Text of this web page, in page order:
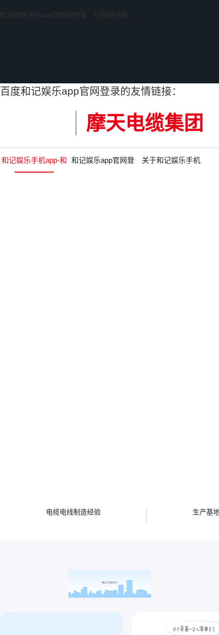
和记娱乐手机app的版权所有：什锦锅子网
百度和记娱乐app官网登录的友情链接：
摩天电缆集团
和记娱乐手机app-和 和记娱乐app官网登 关于和记娱乐手机
电缆电线制造经验 生产基